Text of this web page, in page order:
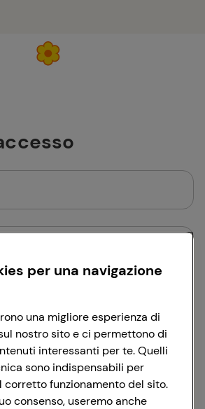
attiva
{{recover-pwd}} o {{recover-email}}
reCAPTCHA e si applicano
Google
Accedi
per una navigazione
una migliore esperienza di
nostro sito e ci permettono di
interessanti per te. Quelli
sono indispensabili per
corretto funzionamento del sito.
consenso, useremo anche